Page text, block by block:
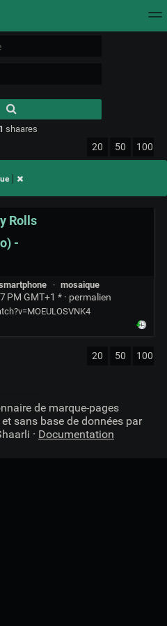
results.
shaares
20 50 100
Rolls
-
· mosaique
GMT+1 * · permalien
20 50 100
de marque-pages
sans base de données par
· Documentation